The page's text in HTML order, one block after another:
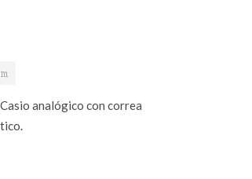
analógico con correa